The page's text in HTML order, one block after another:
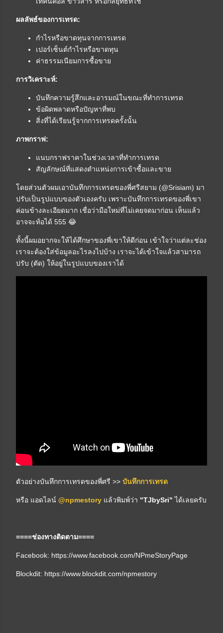
ผลลัพธ์ของการเทรด:
กำไรหรือขาดทุนจากการเทรด
เปอร์เซ็นต์กำไรหรือขาดทุน
ค่าธรรมเนียมการซื้อขาย
การวิเคราะห์:
บันทึกความรู้สึกและอารมณ์ในขณะที่ทำการเทรด
ข้อผิดพลาดหรือปัญหาที่พบ
สิ่งที่ได้เรียนรู้จากการเทรดครั้งนั้น
ภาพกราฟ:
แนบกราฟราคาในช่วงเวลาที่ทำการเทรด
สัญลักษณ์ที่แสดงตำแหน่งการเข้าซื้อและขาย
โดยส่วนตัวผมเอาบันทึกการเทรดของพี่ศรีสยาม (@Srisiam) มา
ปรับเป็นรูปแบบของตัวเองครับ เพราะบันทึกการเทรดของพี่เขา
ค่อนข้างละเอียดมาก เชื่อว่ามือใหม่ที่ไม่เคยจดมาก่อน เห็นแล้ว
อาจจะท้อได้ 555 😂
ทั้งนี้ผมอยากจะให้ได้ศึกษาของพี่เขาให้ดีก่อน เข้าใจว่าแต่ละช่อง
เราจะต้องใส่ข้อมูลอะไรลงไปบ้าง เราจะได้เข้าใจแล้วสามารถ
ปรับ (ตัด) ให้อยู่ในรูปแบบของเราได้
ตัวอย่างบันทึกการเทรดของพี่ศรี >> บันทึกการเทรด
หรือ แอดไลน์ @npmestory แล้วพิมพ์ว่า "TJbySri" ได้เลยครับ
====ช่องทางติดตาม====
Facebook: https://www.facebook.com/NPmeStoryPage
Blockdit: https://www.blockdit.com/npmestory